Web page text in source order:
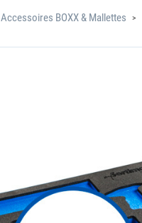
Accessoires BOXX & Mallettes